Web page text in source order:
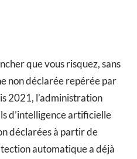
que vous risquez, sans
non déclarée repérée par
2021, l’administration
d’intelligence artificielle
déclarées à partir de
automatique a déjà